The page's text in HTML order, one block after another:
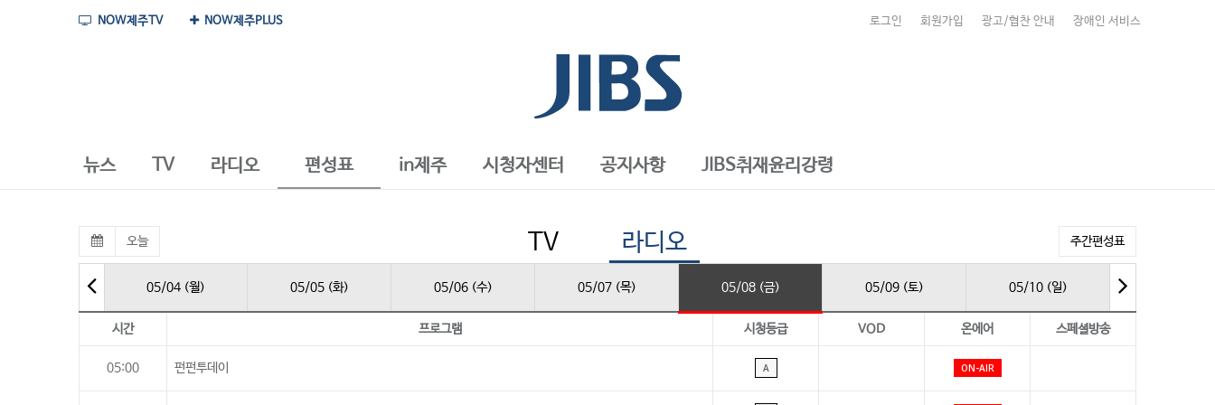
NOW제주PLUS
NOW제주TV 장애인 서비스
광고/협찬 안내
회원가입
로그인
뉴스 TV 라디오 편성표 in제주 시청자센터 공지사항 JIBS취재윤리강령
오늘 TV 라디오 주간편성표
05/04 (월) 05/05 (화) 05/06 (수) 05/07 (목) 05/08 (금) 05/09 (토) 05/10 (일)
시간 프로그램 시청등급 VOD 온에어 스페셜방송
05:00 펀펀투데이 A ON-AIR